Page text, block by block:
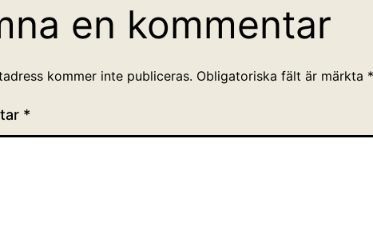
en kommentar
kommer inte publiceras. Obligatoriska fält är märkta *
*